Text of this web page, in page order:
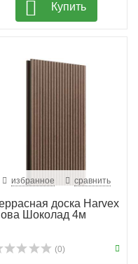
Купить
избранное сравнить
доска Harvex
Шоколад 4м
(0)